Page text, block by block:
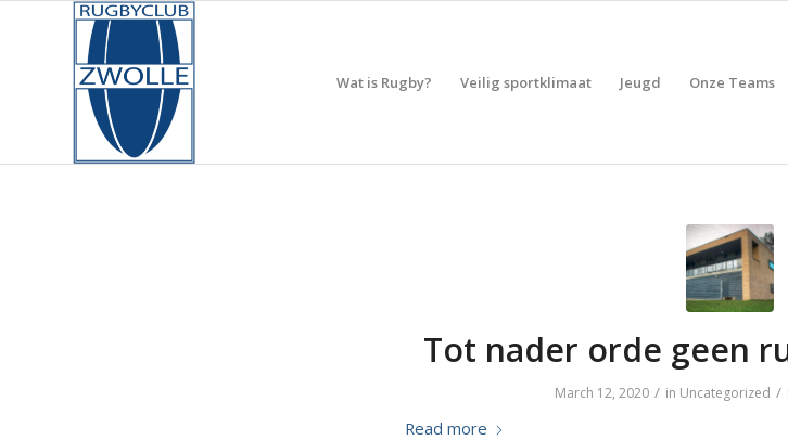
Wat is Rugby? Veilig sportklimaat Jeugd Onze Teams
Tot nader orde geen
March 12, 2020 / in Uncategorized /
Read more